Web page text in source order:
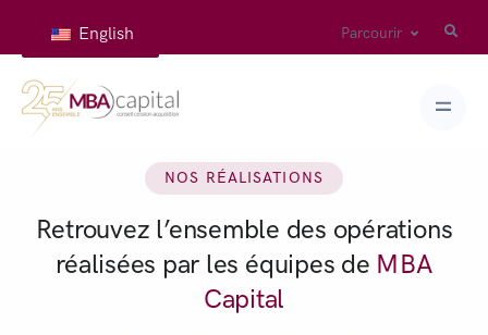
English Parcourir
NOS RÉALISATIONS
Retrouvez l’ensemble des opérations
réalisées par les équipes de MBA
Capital